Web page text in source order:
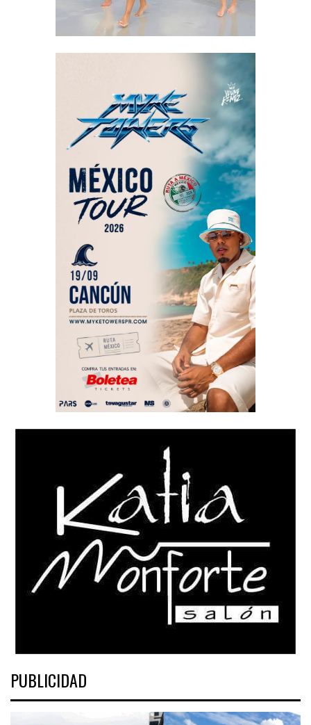
PUBLICIDAD